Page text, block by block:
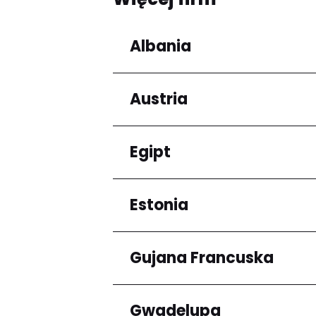
Albania
Regiony
Qarku i Tiranës
Austria
Regiony
Niederösterreich
Egipt
Regiony
Kair
Estonia
Regiony
Harju maakond
Gujana Francuska
Regiony
Gwadelupa